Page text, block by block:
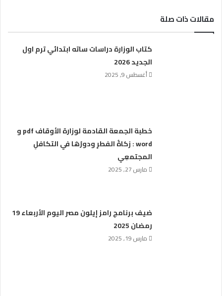
مقالات ذات صلة
كتاب الوزارة دراسات ساته ابتدائي ترم اول
الجديد 2026
أغسطس 9, 2025
خطبة الجمعة القادمة لوزارة الأوقاف pdf و
word : زكاةُ الفطرِ ودورُهَا في التكافلِ
المجتمعِي
مارس 27, 2025
ضيف برنامج رامز إيلون مصر اليوم الأربعاء 19
رمضان 2025
مارس 19, 2025